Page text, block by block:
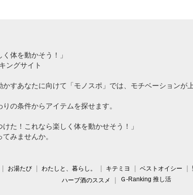
く体を動かそう！」
ングサイト
すあなたに向けて「モノスポ」では、モチベーションが
の条件からアイテムを探せます。
た！これなら楽しく体を動かせそう！」
みませんか。
お湯たび わたしと、暮らし。 キテミヨ ベストオイシー
ハーブ酒のススメ
Ｇ-Ranking 推し活